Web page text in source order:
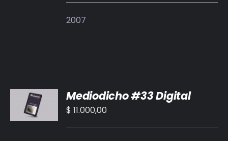
2007
AL
CARRITO
/
Mediodicho #33 Digital
$ 11.000,00